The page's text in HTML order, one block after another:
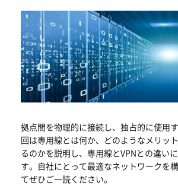
拠点間を物理的に接続し、独占的に使用
回は専用線とは何か、どのようなメリッ
るのかを説明し、専用線とVPNとの違い
す。自社にとって最適なネットワークを
てぜひご一読ください。